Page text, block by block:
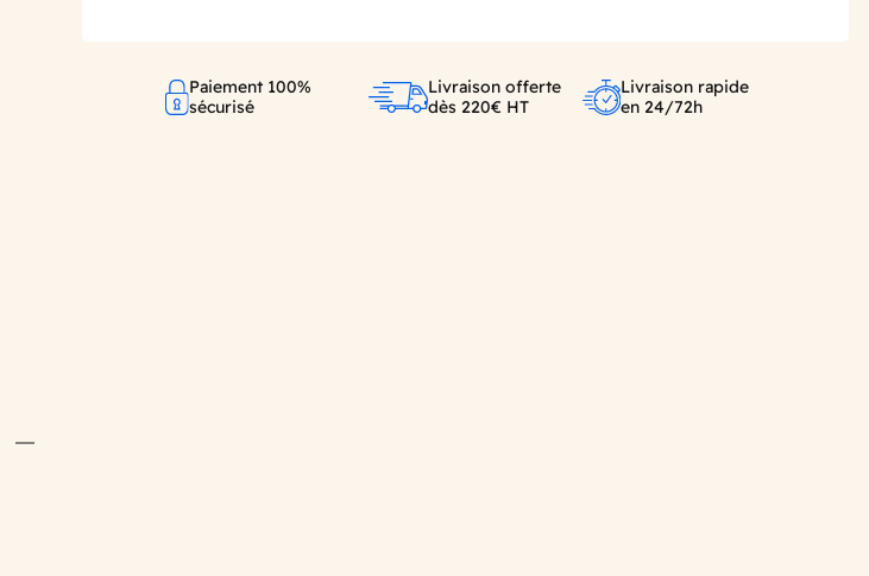
Paiement 100%
sécurisé
Livraison offerte
dès 220€ HT
Livraison rapide
en 24/72h